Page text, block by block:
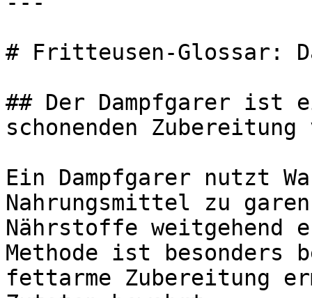
# Fritteusen-Glossar:
## Der Dampfgarer ist
schonenden
Ein Dampfgarer nutzt
Nahrungsmittel zu
Nährstoffe weitgehend
Methode ist
fettarme Zubereitung